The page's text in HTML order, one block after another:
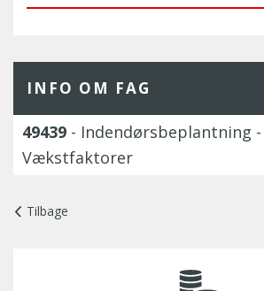
INFO OM FAG
49439 - Indendørsbeplantning -
Vækstfaktorer
Tilbage